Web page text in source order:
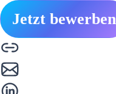
Jetzt bewerben